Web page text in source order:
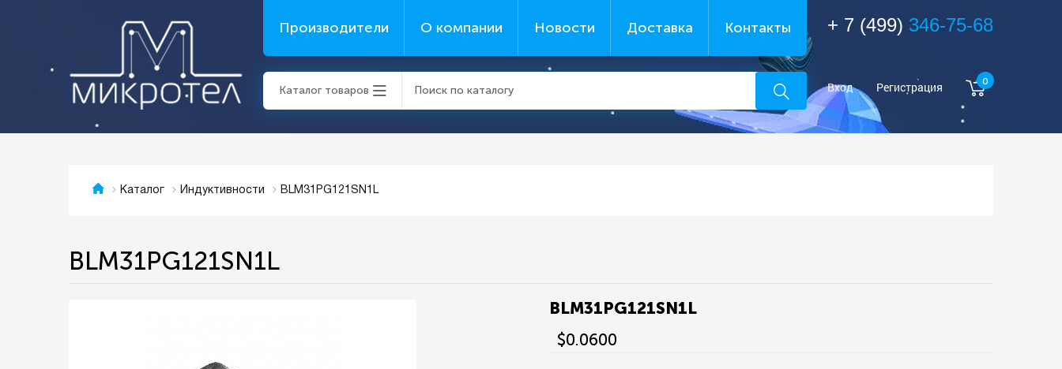
Производители О компании Новости Доставка Контакты
Каталог товаров
+ 7 (499) 346-75-68
Вход Регистрация 0
Каталог Индуктивности BLM31PG121SN1L
BLM31PG121SN1L
BLM31PG121SN1L
$0.0600